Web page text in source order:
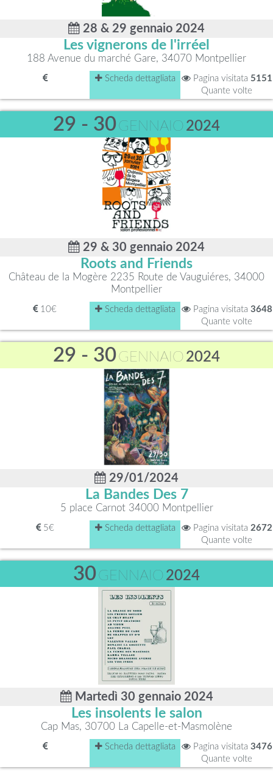
28 & 29 gennaio 2024
Les vignerons de l'irréel
188 Avenue du marché Gare, 34070 Montpellier
Scheda dettagliata Pagina visitata 5151
Quante volte
29 - 30GENNAIO 2024
29 & 30 gennaio 2024
Roots and Friends
Château de la Mogère 2235 Route de Vauguiéres, 34000
Montpellier
10€ Scheda dettagliata Pagina visitata 3648
Quante volte
29 - 30GENNAIO 2024
29/01/2024
La Bandes Des 7
5 place Carnot 34000 Montpellier
5€ Scheda dettagliata Pagina visitata 2672
Quante volte
30GENNAIO 2024
Martedì 30 gennaio 2024
Les insolents le salon
Cap Mas, 30700 La Capelle-et-Masmolène
Scheda dettagliata Pagina visitata 3476
Quante volte